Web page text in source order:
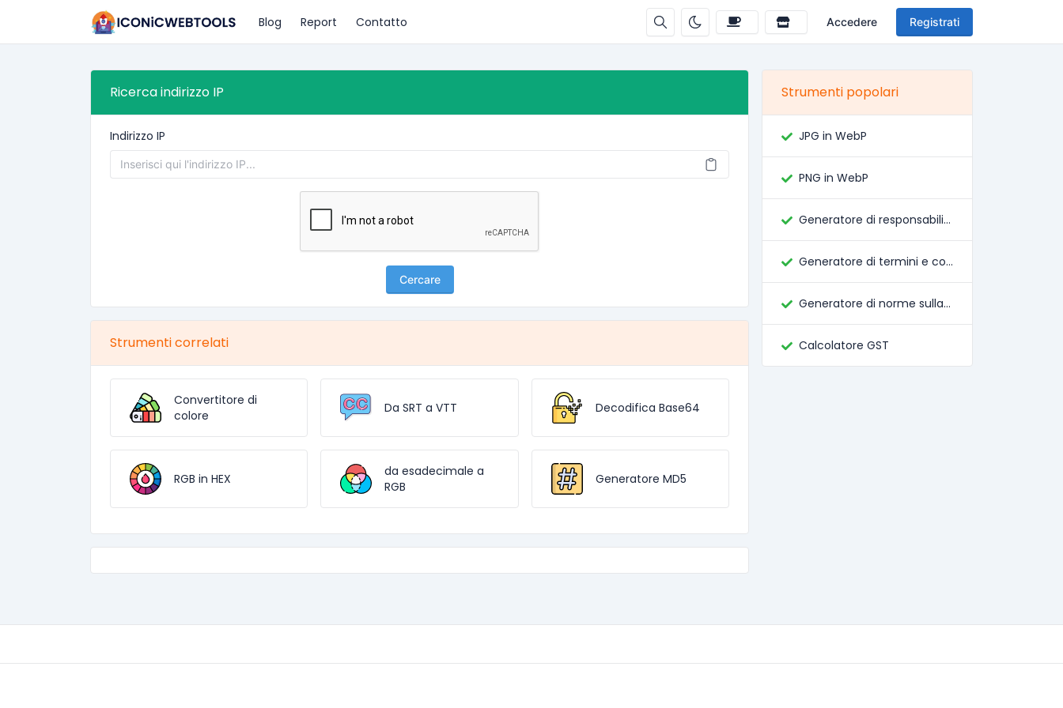
Accedere Registrati
Blog Report Contatto
Ricerca indirizzo IP
Indirizzo IP
Cercare
Strumenti correlati
Convertitore di
colore
Da SRT a VTT Decodifica Base64
RGB in HEX
da esadecimale a
RGB
Generatore MD5
Strumenti popolari
JPG in WebP
PNG in WebP
Generatore di responsabilità
Generatore di termini e condizioni
Generatore di norme sulla privacy
Calcolatore GST